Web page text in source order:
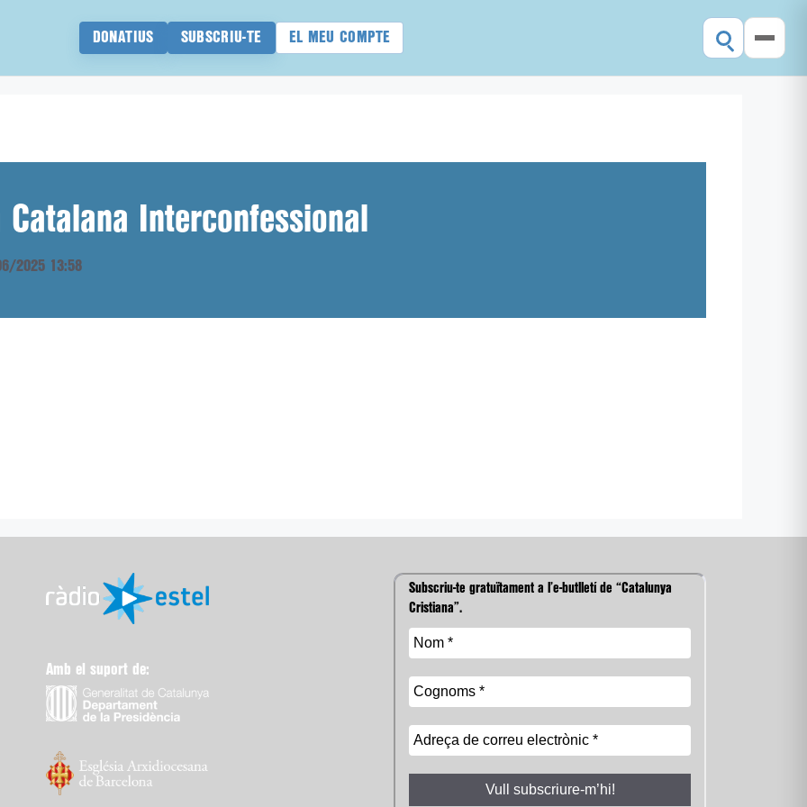
DONATIUS SUBSCRIU-TE EL MEU COMPTE
Interconfessional
2025 13:58
Amb el suport de:
Subscriu-te gratuïtament a l’e-butlletí de “Catalunya
Cristiana”.